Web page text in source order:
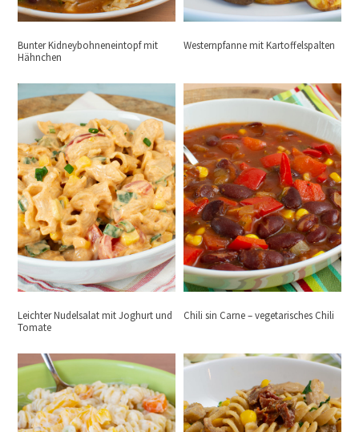
Bunter Kidneybohneneintopf mit
Hähnchen
Westernpfanne mit Kartoffelspalten
Leichter Nudelsalat mit Joghurt und
Tomate
Chili sin Carne – vegetarisches Chili